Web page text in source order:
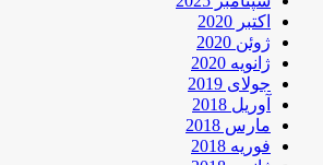
اکتبر 2020
ژوئن 2020
ژانویه 2020
جولای 2019
آوریل 2018
مارس 2018
فوریه 2018